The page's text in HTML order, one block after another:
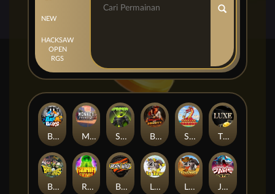
NEW
HACKSAW
OPEN
RGS
Beam Boys Monkey Frenzy 2: Boss is Here! Spinman BULLETS AND BOUNTY SMOKING DRAGON The Luxe
BASH BROS Ronin Stackways Born Wild LE ZEUS LE COWBOY JAWS OF JUSTICE